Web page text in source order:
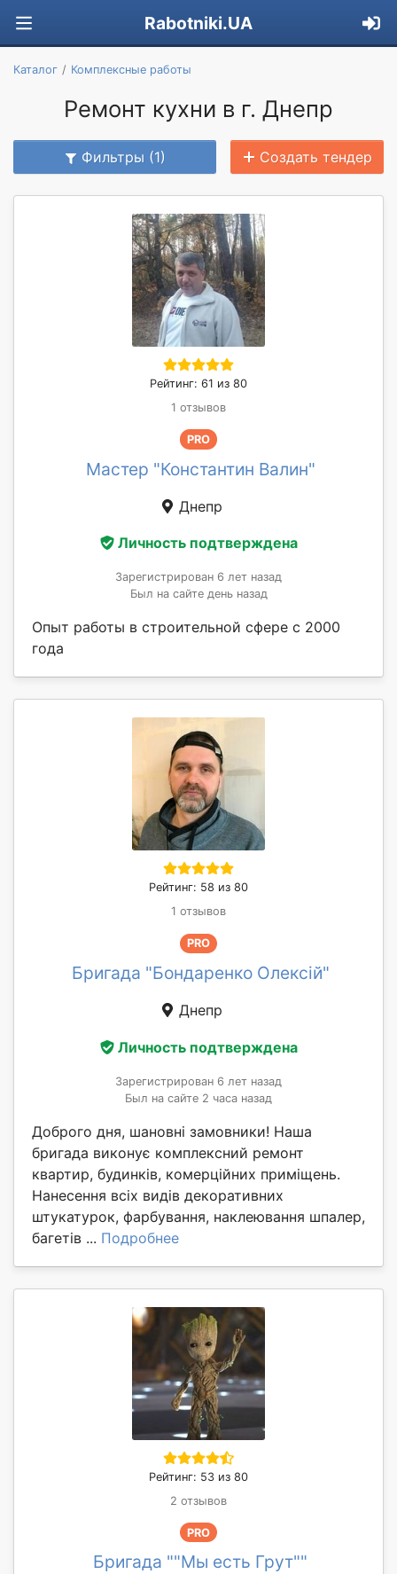
Rabotniki.UA
Каталог Комплексные работы
Ремонт кухни в г. Днепр
Фильтры (1) Создать тендер
Рейтинг: 61 из 80
1 отзывов
PRO
Мастер "Константин Валин"
Днепр
Личность подтверждена
Зарегистрирован 6 лет назад
Был на сайте день назад
Опыт работы в строительной сфере с 2000
года
Рейтинг: 58 из 80
1 отзывов
PRO
Бригада "Бондаренко Олексій"
Днепр
Личность подтверждена
Зарегистрирован 6 лет назад
Был на сайте 2 часа назад
Доброго дня, шановні замовники! Наша
бригада виконує комплексний ремонт
квартир, будинків, комерційних приміщень.
Нанесення всіх видів декоративних
штукатурок, фарбування, наклеювання шпалер,
багетів ... Подробнее
Рейтинг: 53 из 80
2 отзывов
PRO
Бригада ""Мы есть Грут""